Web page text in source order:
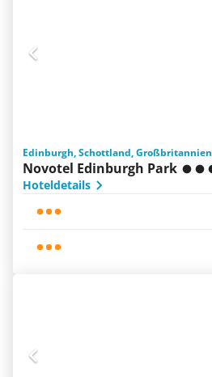
Edinburgh, Schottland, Großbritannien
Novotel Edinburgh Park
Hoteldetails